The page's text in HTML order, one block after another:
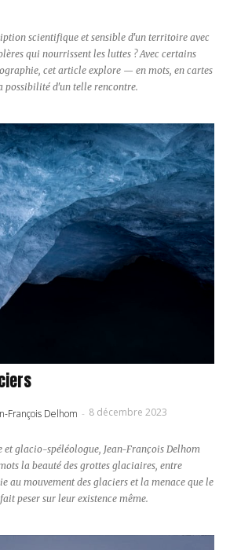
scientifique et sensible d'un territoire avec
qui nourrissent les luttes ? Avec certains
cet article explore — en mots, en cartes
d'un telle rencontre.
François Delhom - 8 décembre 2023
et glacio-spéléologue, Jean-François Delhom
la beauté des grottes glaciaires, entre
au mouvement des glaciers et la menace que le
peser sur leur existence même.